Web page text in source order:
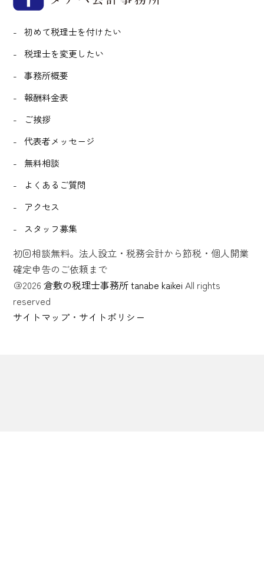
初めて税理士を付けたい
税理士を変更したい
事務所概要
報酬料金表
ご挨拶
代表者メッセージ
無料相談
よくあるご質問
アクセス
スタッフ募集
初回相談無料。法人設立・税務会計から節税・個人開業
確定申告のご依頼まで
＠2026倉敷の税理士事務所 tanabe kaikei All rights
reserved
サイトマップ ・ サイトポリシー